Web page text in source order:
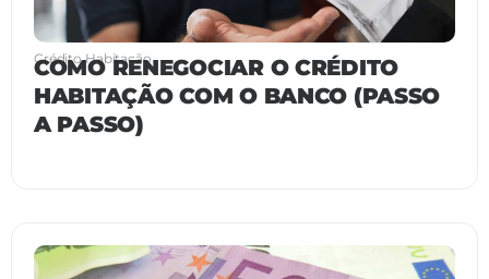
Crédito Habitação
COMO RENEGOCIAR O CRÉDITO
HABITAÇÃO COM O BANCO (PASSO
A PASSO)